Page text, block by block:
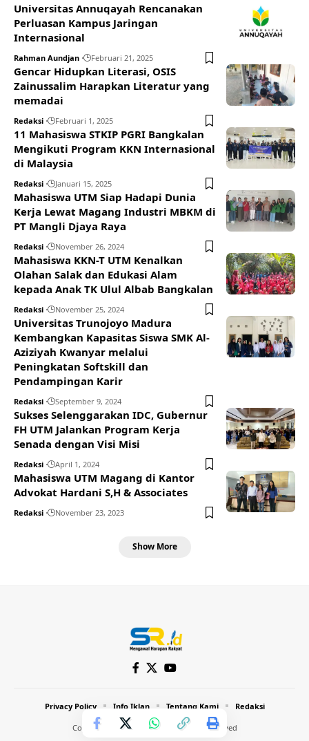
Universitas Annuqayah Rencanakan
Perluasan Kampus Jaringan
Internasional
Rahman Aundjan Februari 21, 2025
Gencar Hidupkan Literasi, OSIS
Zainussalim Harapkan Literatur yang
memadai
Redaksi Februari 1, 2025
11 Mahasiswa STKIP PGRI Bangkalan
Mengikuti Program KKN Internasional
di Malaysia
Redaksi Januari 15, 2025
Mahasiswa UTM Siap Hadapi Dunia
Kerja Lewat Magang Industri MBKM di
PT Mangli Djaya Raya
Redaksi November 26, 2024
Mahasiswa KKN-T UTM Kenalkan
Olahan Salak dan Edukasi Alam
kepada Anak TK Ulul Albab Bangkalan
Redaksi November 25, 2024
Universitas Trunojoyo Madura
Kembangkan Kapasitas Siswa SMK Al-
Aziziyah Kwanyar melalui
Peningkatan Softskill dan
Pendampingan Karir
Redaksi September 9, 2024
Sukses Selenggarakan IDC, Gubernur
FH UTM Jalankan Program Kerja
Senada dengan Visi Misi
Redaksi April 1, 2024
Mahasiswa UTM Magang di Kantor
Advokat Hardani S,H & Associates
Redaksi November 23, 2023
Show More
Copyright © 2024 Inthost. All Rights Reserved
Privacy Policy Info Iklan Tentang Kami Redaksi